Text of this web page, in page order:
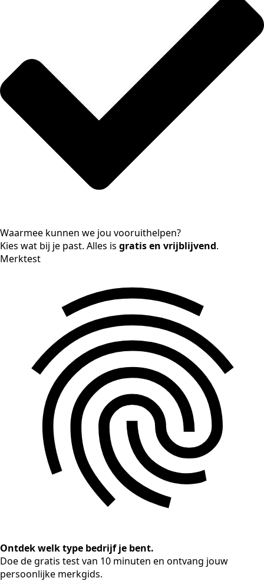
Waarmee kunnen we jou vooruithelpen?
Kies wat bij je past. Alles is gratis en vrijblijvend.
Merktest
Ontdek welk type bedrijf je bent.
Doe de gratis test van 10 minuten en ontvang jouw
persoonlijke merkgids.